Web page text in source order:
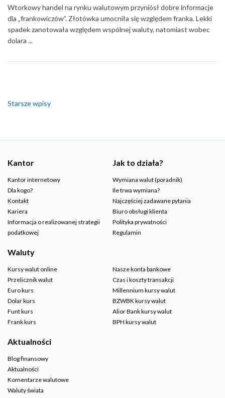
Wtorkowy handel na rynku walutowym przyniósł dobre informacje
dla „frankowiczów”. Złotówka umocniła się względem franka. Lekki
spadek zanotowała względem wspólnej waluty, natomiast wobec
dolara ...
wpisach
Starsze wpisy
Kantor
Kantor internetowy
Dla kogo?
Kontakt
Kariera
Informacja o realizowanej strategii
podatkowej
Jak to działa?
Wymiana walut (poradnik)
Ile trwa wymiana?
Najczęściej zadawane pytania
Biuro obsługi klienta
Polityka prywatności
Regulamin
Waluty
Kursy walut online
Przelicznik walut
Euro kurs
Dolar kurs
Funt kurs
Frank kurs
Nasze konta bankowe
Czas i koszty transakcji
Millennium kursy walut
BZWBK kursy walut
Alior Bank kursy walut
BPH kursy walut
Aktualności
Blog finansowy
Aktualności
Komentarze walutowe
Waluty świata